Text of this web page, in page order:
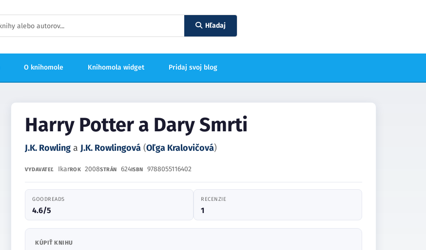
Hľadaj
O knihomole Knihomola widget Pridaj svoj blog
Harry Potter a Dary Smrti
J.K. Rowling a J.K. Rowlingová (Oľga Kralovičová)
VYDAVATEĽ IkarROK 2008STRÁN 624ISBN 9788055116402
GOODREADS
4.6/5
RECENZIE
1
KÚPIŤ KNIHU